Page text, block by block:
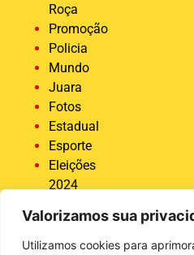
Valorizamos sua
Utilizamos cookies para
Roça
Promoção
Policia
Mundo
Juara
Fotos
Estadual
Esporte
Eleições
2024
Destaque
COVID 19